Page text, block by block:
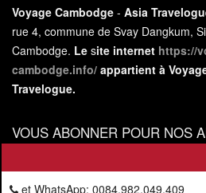
Voyage Cambodge - Asia
rue 4, commune de Svay Dangkum,
Cambodge. Le site internet https://
cambodge.info/ appartient à
Travelogue.
VOUS ABONNER POUR NOS
abonner
et WhatsApp: 0084.982.049.409